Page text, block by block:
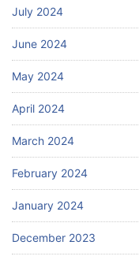
July 2024
June 2024
May 2024
April 2024
March 2024
February 2024
January 2024
December 2023